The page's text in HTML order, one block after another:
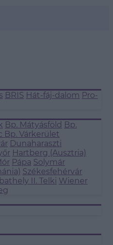
BRIS Hát-fáj-dalom Pro-
Bp. Mátyásföld Bp.
Bp. Várkerület
Dunaharaszti
Hartberg (Ausztria)
Pápa Solymár
Székesfehérvár
II. Telki Wiener